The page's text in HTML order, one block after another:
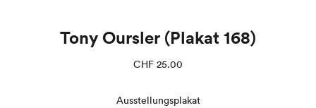
Tony Oursler (Plakat 168)
CHF 25.00
Ausstellungsplakat